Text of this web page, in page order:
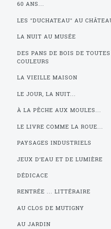
60 ANS...
LES "DUCHATEAU" AU
LA NUIT AU MUSÉE
DES PANS DE BOIS DE TOUTES
COULEURS
LA VIEILLE MAISON
LE JOUR, LA NUIT...
À LA PÊCHE AUX MOULES...
LE LIVRE COMME LA ROUE...
PAYSAGES INDUSTRIELS
JEUX D’EAU ET DE LUMIÈRE
DÉDICACE
RENTRÉE ... LITTÉRAIRE
AU CLOS DE MUTIGNY
AU JARDIN